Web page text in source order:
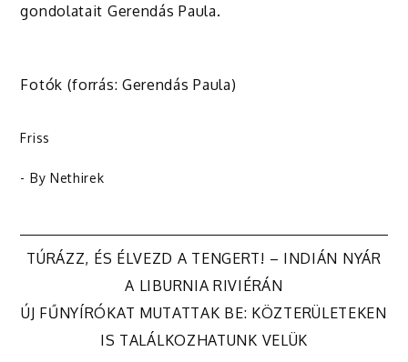
gondolatait Gerendás Paula.
Fotók (forrás: Gerendás Paula)
Friss
- By Nethirek
Bejegyzés
navigáció
TÚRÁZZ, ÉS ÉLVEZD A TENGERT! – INDIÁN NYÁR
A LIBURNIA RIVIÉRÁN
ÚJ FŰNYÍRÓKAT MUTATTAK BE: KÖZTERÜLETEKEN
IS TALÁLKOZHATUNK VELÜK